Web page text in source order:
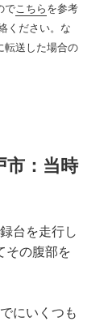
でこちらを参考
ください。な
転送した場合の
市：当時
台を走行し
その腹部を
にいくつも